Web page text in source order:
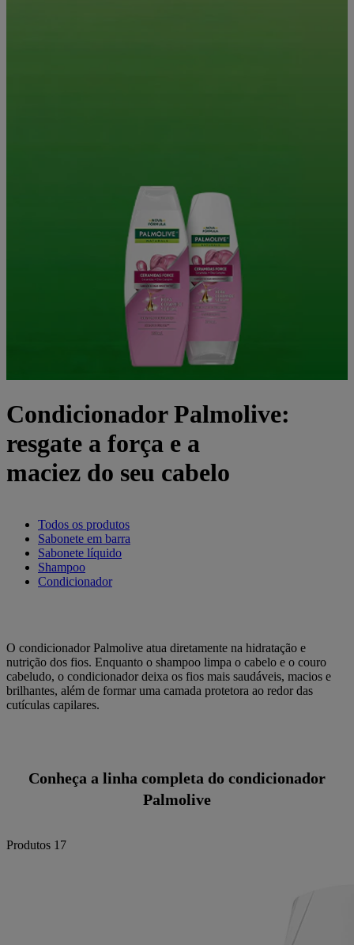
Condicionador Palmolive:
resgate a força e a
maciez do seu cabelo
Todos os produtos
Sabonete em barra
Sabonete líquido
Shampoo
Condicionador
O condicionador Palmolive atua diretamente na hidratação e
nutrição dos fios. Enquanto o shampoo limpa o cabelo e o couro
cabeludo, o condicionador deixa os fios mais saudáveis, macios e
brilhantes, além de formar uma camada protetora ao redor das
cutículas capilares.
Conheça a linha completa do condicionador
Palmolive
Produtos 17